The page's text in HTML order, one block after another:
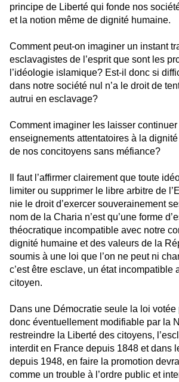
principe de Liberté qui fonde nos
et la notion même de dignité humaine.
Comment peut-on imaginer un instant
esclavagistes de l’esprit que sont les
l’idéologie islamique? Est-il donc si
dans notre société nul n’a le droit de
autrui en esclavage?
Comment imaginer les laisser
enseignements attentatoires à la
de nos concitoyens sans méfiance?
Il faut l’affirmer clairement que toute
limiter ou supprimer le libre arbitre de
nie le droit d’exercer souverainement
nom de la Charia n’est qu’une forme
théocratique incompatible avec notre
dignité humaine et des valeurs de la
soumis à une loi que l’on ne peut ni
c’est être esclave, un état incompatible
citoyen.
Dans une Démocratie seule la loi votée
donc éventuellement modifiable par la
restreindre la Liberté des citoyens,
interdit en France depuis 1848 et dans
depuis 1948, en faire la promotion
comme un trouble à l’ordre public et